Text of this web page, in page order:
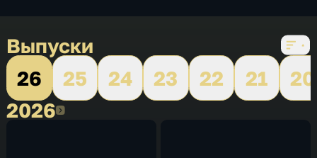
Выпуски
26
25 24 23 22 21
20
20262026